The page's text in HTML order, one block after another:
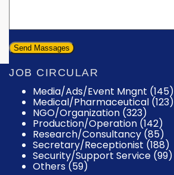
JOB CIRCULAR
Media/Ads/Event Mngnt (145)
Medical/Pharmaceutical (123)
NGO/Organization (323)
Production/Operation (142)
Research/Consultancy (85)
Secretary/Receptionist (188)
Security/Support Service (99)
Others (59)